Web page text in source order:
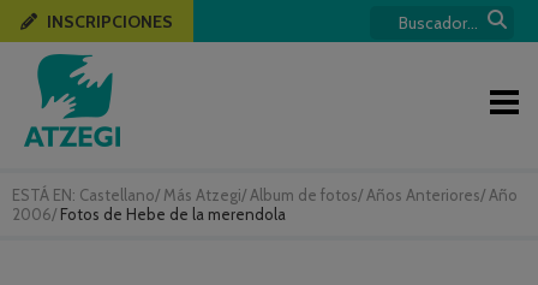
ESTÁ EN: Castellano/ Más Atzegi/ Album de fotos/ Años Anteriores/ Año
2006/ Fotos de Hebe de la merendola
INSCRIPCIONES